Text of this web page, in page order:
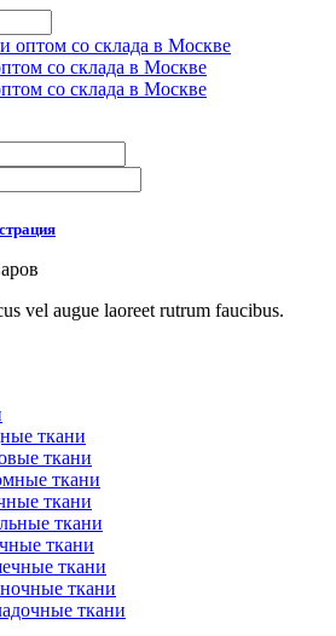
vel augue laoreet rutrum faucibus.
ткани
ткани
ткани
ткани
ткани
ткани
ткани
ткани
ткани